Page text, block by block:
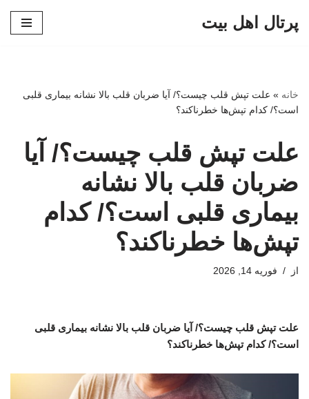
پرتال اهل بیت
خانه » علت تپش قلب چیست؟/ آیا ضربان قلب بالا نشانه بیماری قلبی
است؟/ کدام تپش‌ها خطرناکند؟
علت تپش قلب چیست؟/ آیا
ضربان قلب بالا نشانه
بیماری قلبی است؟/ کدام
تپش‌ها خطرناکند؟
از فوریه 14, 2026
علت تپش قلب چیست؟/ آیا ضربان قلب بالا نشانه بیماری قلبی
است؟/ کدام تپش‌ها خطرناکند؟